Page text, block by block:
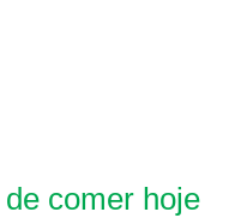
comer hoje